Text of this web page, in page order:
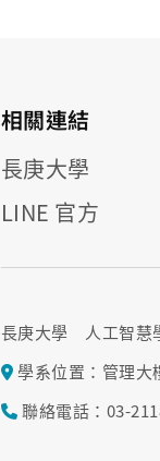
相關連結
長庚大學
LINE 官方
長庚大學 人工智慧
學系位置：管理大
聯絡電話：03-